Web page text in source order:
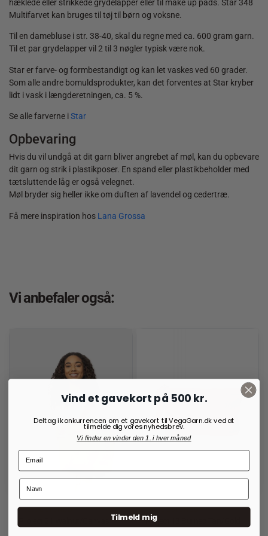
hæklede eller strikkede grydelapper eller til make up pads. Star 348
Multifarvet kan bruges til tøj til børn og voksne.
Til en damebluse i str. 38-40, skal du regne med ca. 600 gram garn.
Til et par grydelapper vil 2 til 3 nøgler typisk være nok.
Star er farve- og formbestandigt og kan let vaskes ved 60 grader.
Som alle andre bomuldsprodukter, kan det forventes at Star kryber
lidt i vask i længderetningen, ca. 5 %.
Se alle farverne iStar
Opbevaring
Hvis du vil undgå at dit garn bliver angrebet af møl, kan du opbevare
dit garn og strik i plastikposer. En spand eller plastikbeholder med
tætsluttende låg er også velegnet.
Møl bryder sig heller ikke om duften af lavendel og cedertræ.
Få mere inspiration hos Lana Grossa
Vi anbefaler også:
RE:DESIGNED RE:DESIGNED
Project 13 Burned Tan/Gold
Vind et gavekort på 500 kr.
Deltag i konkurrencen om et gavekort til VegaGarn.dk ved at
tilmelde dig vores nyhedsbrev.
Vi finder en vinder den 1. i hver måned
Tilmeld mig